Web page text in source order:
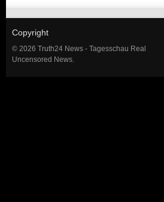
Copyright
© 2026 Truth24 News - Tagesschau Real
Uncensored News.